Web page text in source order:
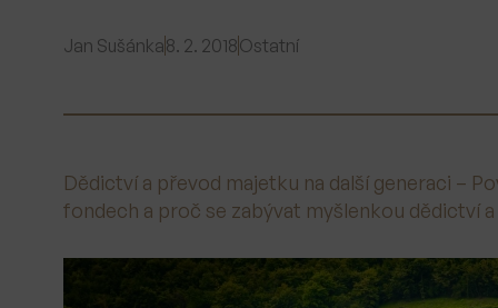
Jan Sušánka8. 2. 2018Ostatní
Dědictví a převod majetku na další generaci –
fondech a proč se zabývat myšlenkou dědictví